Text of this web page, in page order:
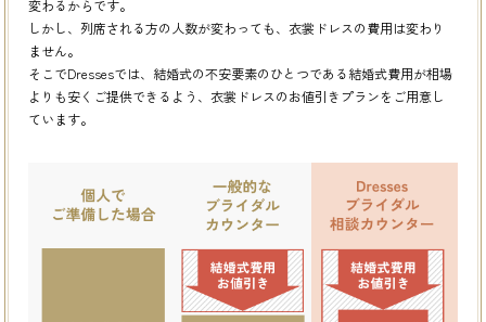
変わるからです。
しかし、列席される方の人数が変わっても、衣裳ドレスの費用は変わり
ません。
そこでDressesでは、結婚式の不安要素のひとつである結婚式費用が相場
よりも安くご提供できるよう、衣裳ドレスのお値引きプランをご用意し
ています。